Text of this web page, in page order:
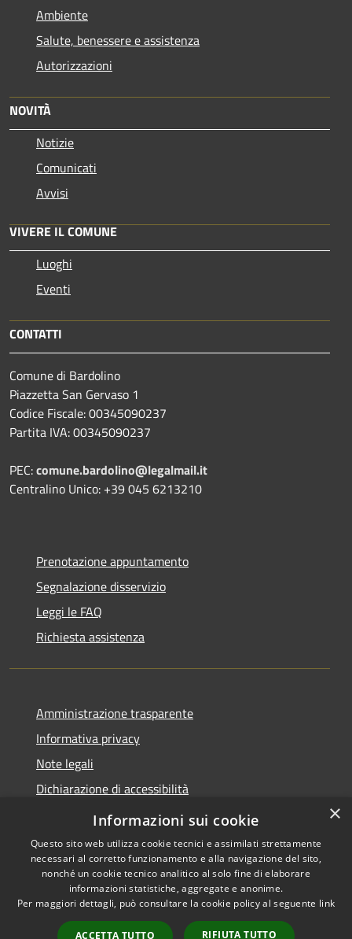
Ambiente
Salute, benessere e assistenza
Autorizzazioni
NOVITÀ
Notizie
Comunicati
Avvisi
VIVERE IL COMUNE
Luoghi
Eventi
CONTATTI
Comune di Bardolino
Piazzetta San Gervaso 1
Codice Fiscale: 00345090237
Partita IVA: 00345090237
PEC:comune.bardolino@legalmail.it
Centralino Unico: +39 045 6213210
Prenotazione appuntamento
Segnalazione disservizio
Leggi le FAQ
Richiesta assistenza
Amministrazione trasparente
Informativa privacy
Note legali
Dichiarazione di accessibilità
Link app municipium
Accessibilità
Copyright © 2026 • Comune di
Bardolino • Powered by
Municipium• Accesso
×
Informazioni sui cookie
Questo sito web utilizza cookie tecnici e assimilati strettamente
necessari al corretto funzionamento e alla navigazione del sito,
nonché un cookie tecnico analitico al solo fine di elaborare
informazioni statistiche, aggregate e anonime.
Per maggiori dettagli, può consultare la cookie policy al seguente link
ACCETTA TUTTO RIFIUTA TUTTO